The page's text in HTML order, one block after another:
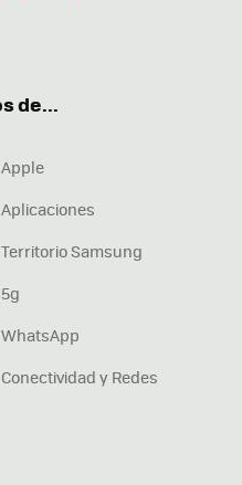
de...
Apple
Aplicaciones
Territorio Samsung
5g
WhatsApp
Conectividad y Redes